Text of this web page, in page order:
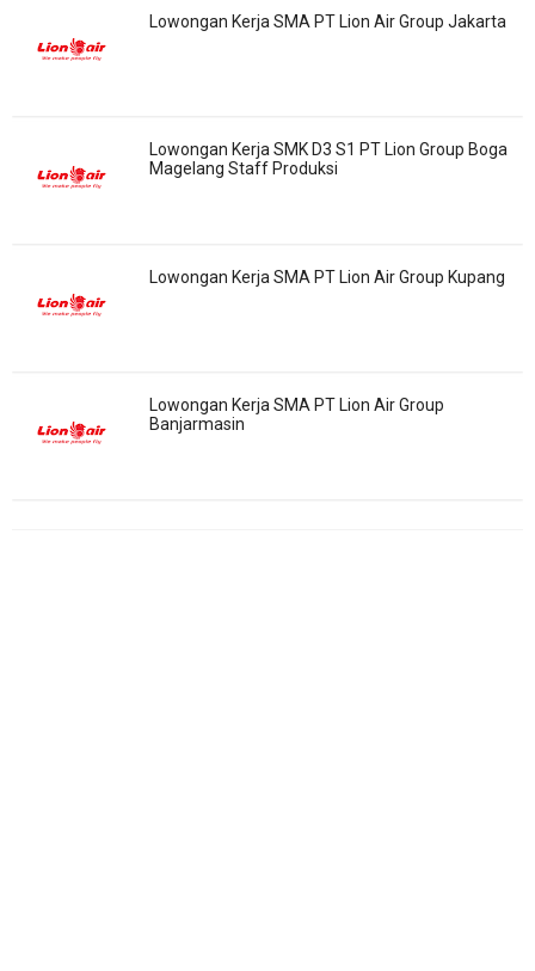
Lowongan Kerja SMA PT Lion Air Group Jakarta
Lowongan Kerja SMK D3 S1 PT Lion Group Boga
Magelang Staff Produksi
Lowongan Kerja SMA PT Lion Air Group Kupang
Lowongan Kerja SMA PT Lion Air Group
Banjarmasin